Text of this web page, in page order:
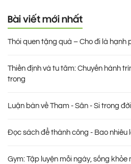
Bài viết mới nhất
Thói quen tặng quà – Cho đi là hạnh
Thiền định và tu tâm: Chuyến hành
trong
Luận bàn về Tham - Sân - Si trong
Đọc sách để thành công - Bao nhiêu
Gym: Tập luyện mỗi ngày, sống khỏe